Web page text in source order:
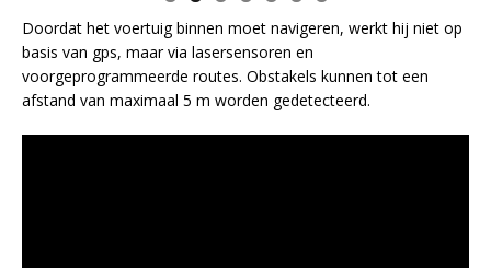
Doordat het voertuig binnen moet navigeren, werkt hij niet op
basis van gps, maar via lasersensoren en
voorgeprogrammeerde routes. Obstakels kunnen tot een
afstand van maximaal 5 m worden gedetecteerd.